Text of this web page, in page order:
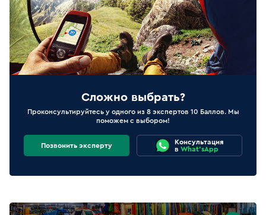
Сложно выбрать?
Проконсультируйтесь у одного из 8 экспертов 10 Баллов. Мы
поможем с выбором!
Позвонить эксперту
Консультация
в What'sApp